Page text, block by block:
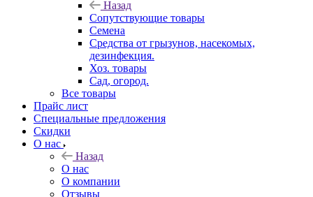
Назад
Сопутствующие товары
Семена
Средства от грызунов, насекомых,
дезинфекция.
Хоз. товары
Сад, огород.
Все товары
Прайс лист
Специальные предложения
Скидки
О нас
Назад
О нас
О компании
Отзывы